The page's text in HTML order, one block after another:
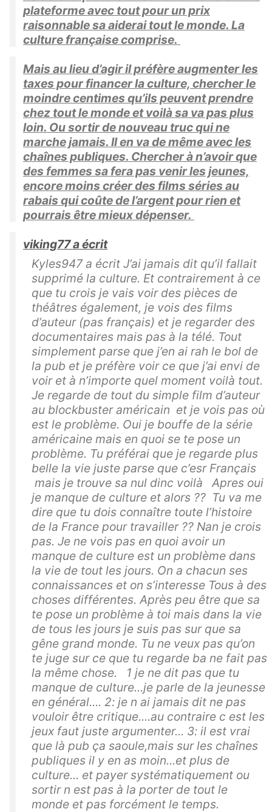
plateforme avec tout pour un prix
raisonnable sa aiderai tout le monde. La
culture française comprise.
Mais au lieu d’agir il préfère augmenter les
taxes pour financer la culture, chercher le
moindre centimes qu’ils peuvent prendre
chez tout le monde et voilà sa va pas plus
loin. Ou sortir de nouveau truc qui ne
marche jamais. Il en va de même avec les
chaînes publiques. Chercher à n’avoir que
des femmes sa fera pas venir les jeunes,
encore moins créer des films séries au
rabais qui coûte de l’argent pour rien et
pourrais être mieux dépenser.
viking77 a écrit
Kyles947 a écrit J’ai jamais dit qu’il fallait
supprimé la culture. Et contrairement à ce
que tu crois je vais voir des pièces de
théâtres également, je vois des films
d’auteur (pas français) et je regarder des
documentaires mais pas à la télé. Tout
simplement parse que j’en ai rah le bol de
la pub et je préfère voir ce que j’ai envi de
voir et à n’importe quel moment voilà tout.
Je regarde de tout du simple film d’auteur
au blockbuster américain et je vois pas où
est le problème. Oui je bouffe de la série
américaine mais en quoi se te pose un
problème. Tu préférai que je regarde plus
belle la vie juste parse que c’esr Français
mais je trouve sa nul dinc voilà Apres oui
je manque de culture et alors ?? Tu va me
dire que tu dois connaître toute l’histoire
de la France pour travailler ?? Nan je crois
pas. Je ne vois pas en quoi avoir un
manque de culture est un problème dans
la vie de tout les jours. On a chacun ses
connaissances et on s’interesse Tous à des
choses différentes. Après peu être que sa
te pose un problème à toi mais dans la vie
de tous les jours je suis pas sur que sa
gêne grand monde. Tu ne veux pas qu’on
te juge sur ce que tu regarde ba ne fait pas
la même chose. 1 je ne dit pas que tu
manque de culture...je parle de la jeunesse
en général.... 2: je n ai jamais dit ne pas
vouloir être critique....au contraire c est les
jeux faut juste argumenter... 3: il est vrai
que là pub ça saoule,mais sur les chaînes
publiques il y en as moin...et plus de
culture... et payer systématiquement ou
sortir n est pas à la porter de tout le
monde et pas forcément le temps.